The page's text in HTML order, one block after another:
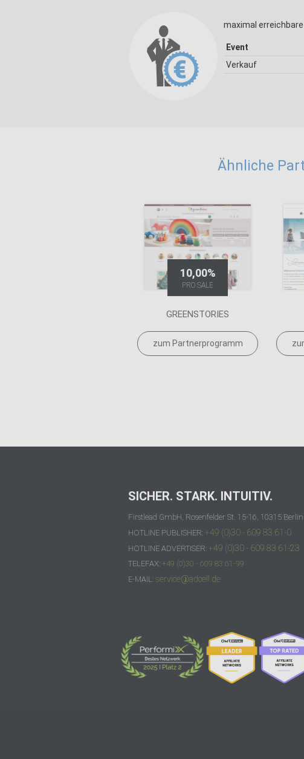
maximal
Event
Verkauf
Ähnliche
10,00%
PRO SALE
GREENSTORIES
zum Partnerprogramm
SICHER. STARK. INTUITIV.
Firstlead GmbH, Rosenfelder St. 15-16, 10315 Berlin
HOTLINE PUBLISHER: +49 (0)30 - 609 83 61-0
HOTLINE ADVERTISER: +49 (0)30 - 609 83 61-23
TELEFAX: +49 (0)30 - 609 83 61-99
E-MAIL: service@adcell.de